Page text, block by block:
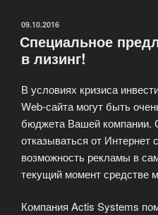
сайтов»
ОПУБЛИКОВАНО
09.10.2016
Специальное
в лизинг!
В условиях кризиса
Web-сайта могут быть
бюджета Вашей компании.
отказываться от Интернет
возможность рекламы в
текущий момент средстве
Компания Actis Systems